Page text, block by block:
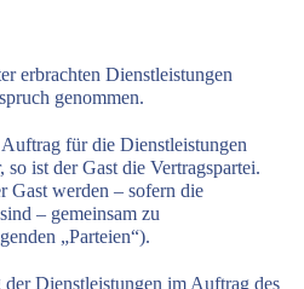
erbrachten Dienstleistungen
genommen.
für die Dienstleistungen
ist der Gast die Vertragspartei.
Gast werden – sofern die
– gemeinsam zu
„Parteien“).
Dienstleistungen im Auftrag des